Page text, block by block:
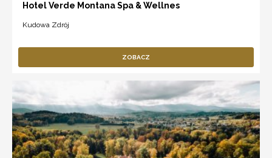
Hotel Verde Montana Spa & Wellnes
Kudowa Zdrój
ZOBACZ